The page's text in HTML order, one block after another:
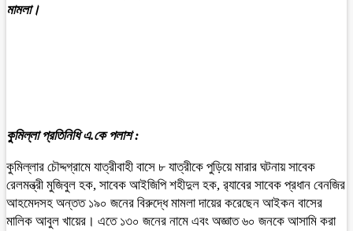
মামলা।
কুমিল্লা প্রতিনিধি এ.কে পলাশ :
কুমিল্লার চৌদ্দগ্রামে যাত্রীবাহী বাসে ৮ যাত্রীকে পুড়িয়ে মারার ঘটনায় সাবেক
রেলমন্ত্রী মুজিবুল হক, সাবেক আইজিপি শহীদুল হক, র‌্যাবের সাবেক প্রধান বেনজির
আহমেদসহ অন্তত ১৯০ জনের বিরুদ্ধে মামলা দায়ের করেছেন আইকন বাসের
মালিক আবুল খায়ের। এতে ১৩০ জনের নামে এবং অজ্ঞাত ৬০ জনকে আসামি করা